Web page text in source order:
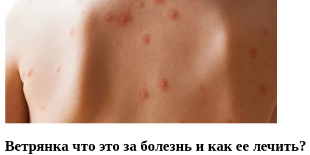
Ветрянка что это за болезнь и как ее лечить?